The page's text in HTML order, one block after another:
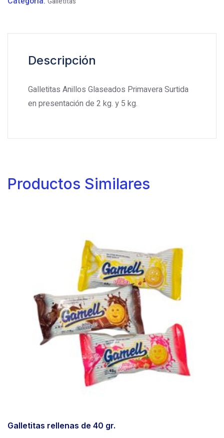
Descripción
Galletitas Anillos Glaseados Primavera Surtida
en presentación de 2 kg. y 5 kg.
Productos Similares
Galletitas rellenas de 40 gr.